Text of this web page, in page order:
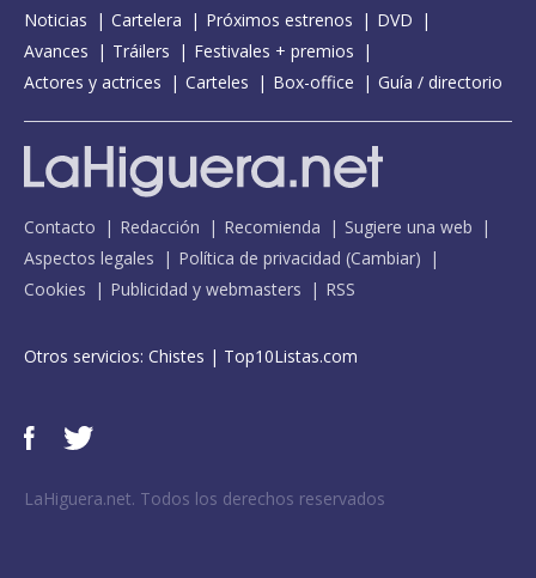
Noticias Cartelera Próximos estrenos
DVD
Avances
Tráilers
Festivales + premios
Actores y actrices
Carteles Box-office Guía / directorio
Contacto Redacción Recomienda
Sugiere una web
Aspectos legales
Política de privacidad (Cambiar)
Cookies
Publicidad y webmasters RSS
Otros servicios: Chistes | Top10Listas.com
LaHiguera.net. Todos los derechos reservados